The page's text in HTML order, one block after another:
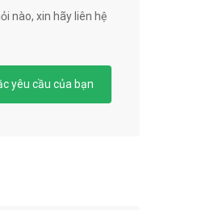
nào, xin hãy liên hệ
yêu cầu của bạn